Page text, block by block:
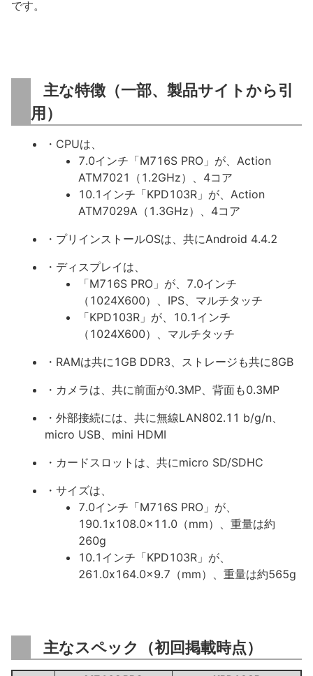
です。
主な特徴（一部、製品サイトから引
用）
・CPUは、
7.0インチ「M716S PRO」が、Action
ATM7021（1.2GHz）、4コア
10.1インチ「KPD103R」が、Action
ATM7029A（1.3GHz）、4コア
・プリインストールOSは、共にAndroid 4.4.2
・ディスプレイは、
「M716S PRO」が、7.0インチ
（1024X600）、IPS、マルチタッチ
「KPD103R」が、10.1インチ
（1024X600）、マルチタッチ
・RAMは共に1GB DDR3、ストレージも共に8GB
・カメラは、共に前面が0.3MP、背面も0.3MP
・外部接続には、共に無線LAN802.11 b/g/n、
micro USB、mini HDMI
・カードスロットは、共にmicro SD/SDHC
・サイズは、
7.0インチ「M716S PRO」が、
190.1x108.0x11.0（mm）、重量は約
260g
10.1インチ「KPD103R」が、
261.0x164.0x9.7（mm）、重量は約565g
主なスペック（初回掲載時点）